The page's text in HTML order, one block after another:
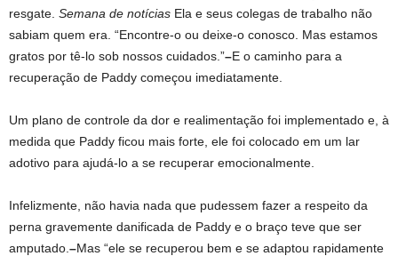
resgate. Semana de notícias Ela e seus colegas de trabalho não
sabiam quem era. “Encontre-o ou deixe-o conosco. Mas estamos
gratos por tê-lo sob nossos cuidados.”–E o caminho para a
recuperação de Paddy começou imediatamente.
Um plano de controle da dor e realimentação foi implementado e, à
medida que Paddy ficou mais forte, ele foi colocado em um lar
adotivo para ajudá-lo a se recuperar emocionalmente.
Infelizmente, não havia nada que pudessem fazer a respeito da
perna gravemente danificada de Paddy e o braço teve que ser
amputado. –Mas “ele se recuperou bem e se adaptou rapidamente